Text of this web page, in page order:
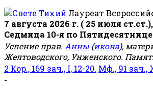
Лауреат
7 августа 2026 г. ( 25 июля
Седмица 10-я по
Успение прав. Анны (икона),
Желтоводского, Унженского.
2 Кор., 169 зач., I, 12-20. Мф., 91 зач.,
-